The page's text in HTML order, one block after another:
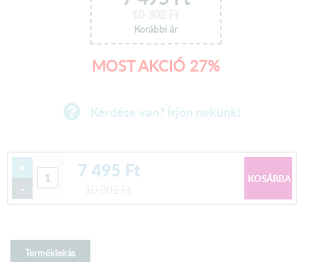
Korábbi ár
MOST AKCIÓ 27%
Kérdése van? Írjon nekünk!
+
-
7 495 Ft
Termékleírás